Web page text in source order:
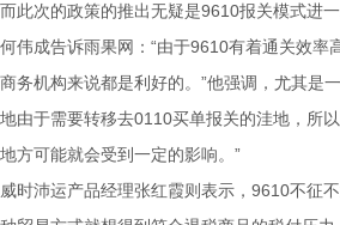
而此次的政策的推出无疑是9610报关模式进一
何伟成告诉雨果网：“由于9610有着通关效
商务机构来说都是利好的。”他强调，尤其是
地由于需要转移去0110买单报关的洼地，所
地方可能就会受到一定的影响。”
威时沛运产品经理张红霞则表示，9610不征